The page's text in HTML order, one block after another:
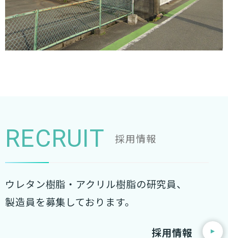
RECRUIT 採用情報
ウレタン樹脂・アクリル樹脂の研究員、
製造員を募集しております。
採用情報